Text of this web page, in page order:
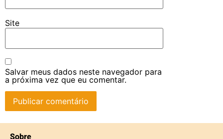
Site
Salvar meus dados neste navegador para
a próxima vez que eu comentar.
Sobre